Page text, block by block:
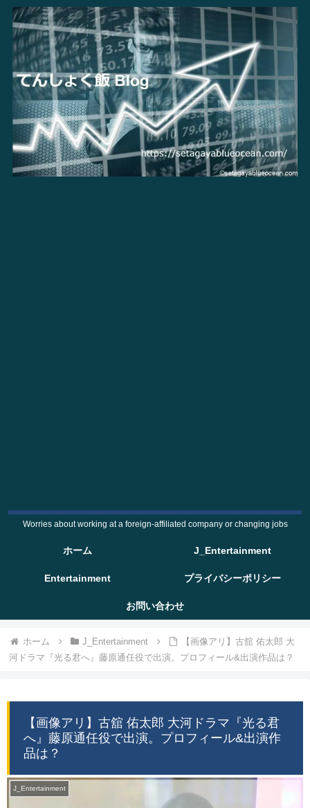
Worries about working at a foreign-affiliated company or changing jobs
ホーム J_Entertainment
Entertainment プライバシーポリシー
お問い合わせ
ホーム J_Entertainment
【画像アリ】古舘 佑太郎 大
河ドラマ『光る君へ』藤原通任役で出演。プロフィール&出演作品は？
【画像アリ】古舘 佑太郎 大河ドラマ『光る君
へ』藤原通任役で出演。プロフィール&出演作
品は？
J_Entertainment